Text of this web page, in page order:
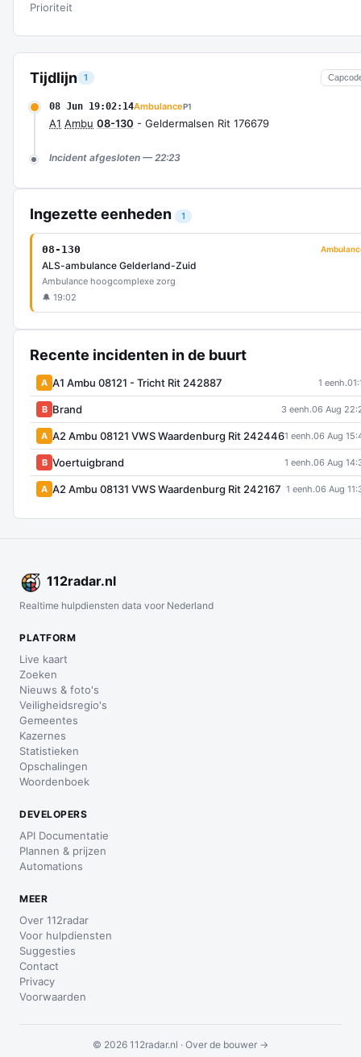
Tijdlijn 1
08 Jun 19:02:14AmbulanceP1
A1 Ambu 08-130 - Geldermalsen Rit 176679
Incident afgesloten — 22:23
Ingezette eenheden 1
08-130
ALS-ambulance Gelderland-Zuid
Ambulance hoogcomplexe zorg
🔔 19:02
Recente incidenten in de buurt
A A1 Ambu 08121 - Tricht Rit 242887 1 eenh.
B Brand 3 eenh.06 Aug
A A2 Ambu 08121 VWS Waardenburg Rit 2424461 eenh.06 Aug
B Voertuigbrand 1 eenh.06 Aug
A A2 Ambu 08131 VWS Waardenburg Rit 242167 1 eenh.06 Aug
Prioriteit
112radar.nl
Realtime hulpdiensten data voor Nederland
PLATFORM
Live kaart
Zoeken
Nieuws & foto's
Veiligheidsregio's
Gemeentes
Kazernes
Statistieken
Opschalingen
Woordenboek
DEVELOPERS
API Documentatie
Plannen & prijzen
Automations
MEER
Over 112radar
Voor hulpdiensten
Suggesties
Contact
Privacy
Voorwaarden
© 2026 112radar.nl · Over de bouwer →